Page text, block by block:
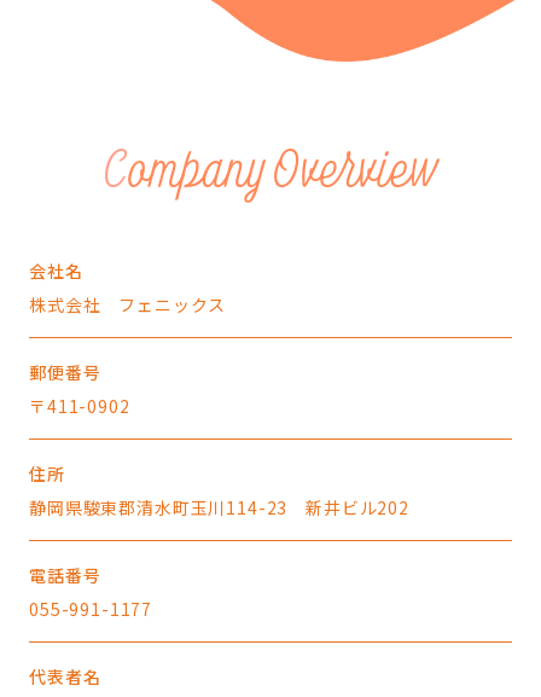
Company Overview
会社名
株式会社 フェニックス
郵便番号
〒411-0902
住所
静岡県駿東郡清水町玉川114-23 新井ビル202
電話番号
055-991-1177
代表者名